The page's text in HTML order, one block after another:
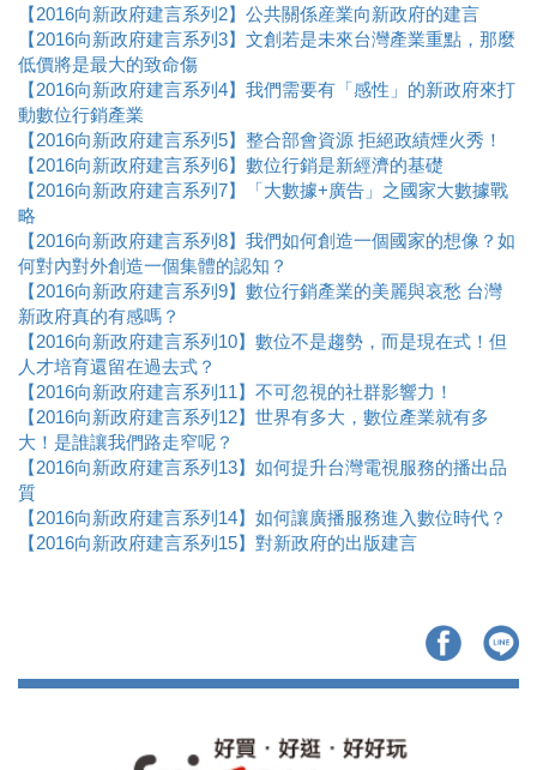
【2016向新政府建言系列2】公共關係産業向新政府的建言
【2016向新政府建言系列3】文創若是未來台灣產業重點，那麼
低價將是最大的致命傷
【2016向新政府建言系列4】我們需要有「感性」的新政府來打
動數位行銷產業​
【2016向新政府建言系列5】整合部會資源 拒絕政績煙火秀！
【2016向新政府建言系列6】數位行銷是新經濟的基礎
【2016向新政府建言系列7】「大數據+廣告」之國家大數據戰
略
【2016向新政府建言系列8】我們如何創造一個國家的想像？如
何對內對外創造一個集體的認知？​
【2016向新政府建言系列9】數位行銷產業的美麗與哀愁 台灣
新政府真的有感嗎？
【2016向新政府建言系列10】數位不是趨勢，而是現在式！但
人才培育還留在過去式？
【2016向新政府建言系列11】不可忽視的社群影響力！
【2016向新政府建言系列12】世界有多大，數位產業就有多
大！是誰讓我們路走窄呢？
【2016向新政府建言系列13】如何提升台灣電視服務的播出品
質
【2016向新政府建言系列14】如何讓廣播服務進入數位時代？
【2016向新政府建言系列15】對新政府的出版建言